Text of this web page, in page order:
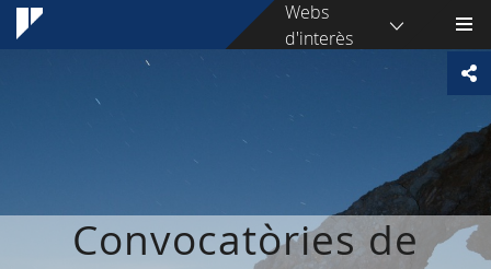
Webs
d'interès
Convocatòries de